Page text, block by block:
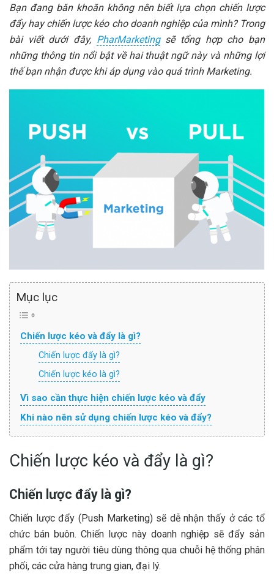
Bạn đang băn khoăn không nên biết lựa chọn chiến lược
đẩy hay chiến lược kéo cho doanh nghiệp của mình? Trong
bài viết dưới đây, PharMarketingsẽ tổng hợp cho bạn
những thông tin nổi bật về hai thuật ngữ này và những lợi
thế bạn nhận được khi áp dụng vào quá trình Marketing.
Mục lục
Chiến lược kéo và đẩy là gì?
Chiến lược đẩy là gì?
Chiến lược kéo là gì?
Vì sao cần thực hiện chiến lược kéo và đẩy
Khi nào nên sử dụng chiến lược kéo và đẩy?
Chiến lược kéo và đẩy là gì?
Chiến lược đẩy là gì?
Chiến lược đẩy (Push Marketing) sẽ dễ nhận thấy ở các tổ
chức bán buôn. Chiến lược này doanh nghiệp sẽ đẩy sản
phẩm tới tay người tiêu dùng thông qua chuỗi hệ thống phân
phối, các cửa hàng trung gian, đại lý.